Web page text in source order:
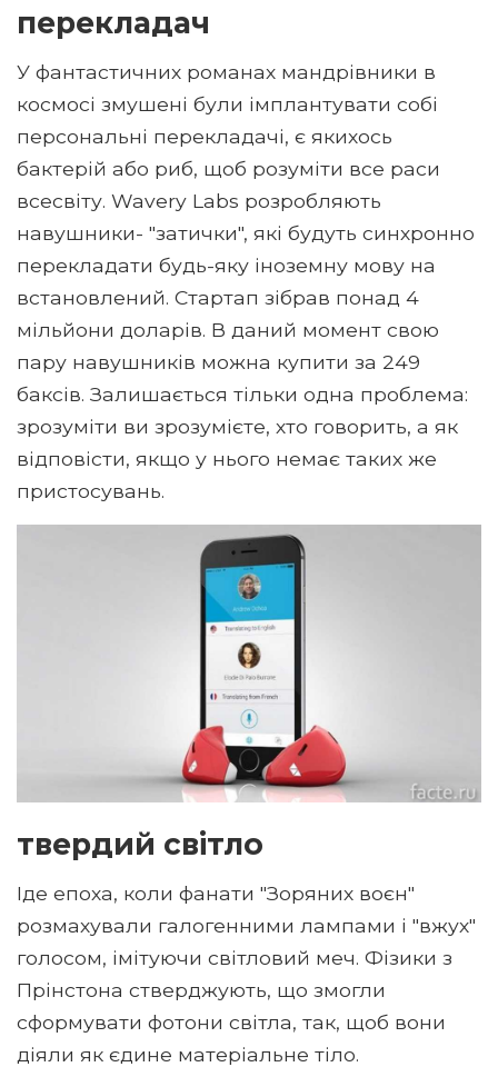
перекладач
У фантастичних романах мандрівники в
космосі змушені були імплантувати собі
персональні перекладачі, є якихось
бактерій або риб, щоб розуміти все раси
всесвіту. Wavery Labs розробляють
навушники- "затички", які будуть синхронно
перекладати будь-яку іноземну мову на
встановлений. Стартап зібрав понад 4
мільйони доларів. В даний момент свою
пару навушників можна купити за 249
баксів. Залишається тільки одна проблема:
зрозуміти ви зрозумієте, хто говорить, а як
відповісти, якщо у нього немає таких же
пристосувань.
твердий світло
Іде епоха, коли фанати "Зоряних воєн"
розмахували галогенними лампами і "вжух"
голосом, імітуючи світловий меч. Фізики з
Прінстона стверджують, що змогли
сформувати фотони світла, так, щоб вони
діяли як єдине матеріальне тіло.